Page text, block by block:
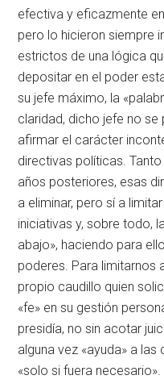
efectiva y eficazmente
pero lo hicieron siempre
estrictos de una lógica
depositar en el poder
su jefe máximo, la
claridad, dicho jefe no
afirmar el carácter
directivas políticas.
años posteriores, esas
a eliminar, pero sí a
iniciativas y, sobre todo,
abajo», haciendo para
poderes. Para limitarnos
propio caudillo quien
«fe» en su gestión
presidía, no sin acotar
alguna vez «ayuda» a
«solo si fuera necesario».